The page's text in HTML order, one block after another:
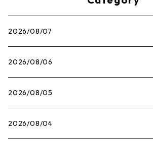
2026/08/07
2026/08/06
2026/08/05
2026/08/04